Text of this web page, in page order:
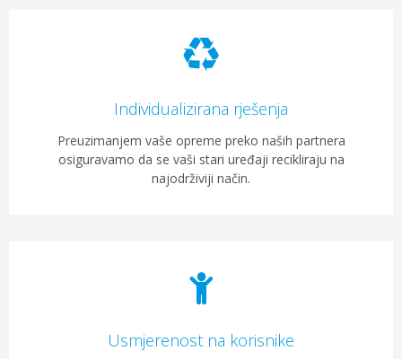
Individualizirana rješenja
Preuzimanjem vaše opreme preko naših partnera
osiguravamo da se vaši stari uređaji recikliraju na
najodrživiji način.
Usmjerenost na korisnike